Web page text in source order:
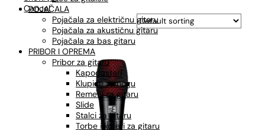
POJAČALA
Pojačala za električnu gitaru
Pojačala za akustičnu gitaru
Pojačala za bas gitaru
PRIBOR I OPREMA
Pribor za gitaru
Kapodasteri
Klupice za nogu
Remeni za gitaru
Slide
Stalci za gitaru
Torbe i koferi za gitaru
Cancel